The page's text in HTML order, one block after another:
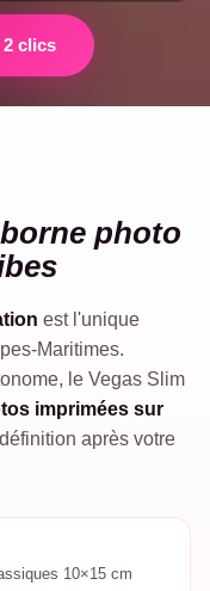
clics
photo
est l'unique
Maritimes.
le Vegas Slim
imprimées sur
après votre
10×15 cm